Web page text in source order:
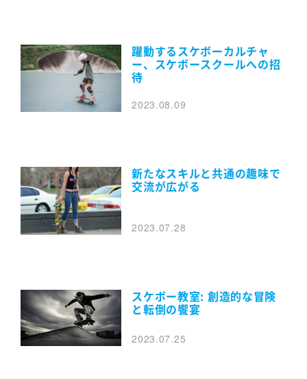
躍動するスケボーカルチャ
ー、スケボースクールへの招
待
2023.08.09
新たなスキルと共通の趣味で
交流が広がる
2023.07.28
スケボー教室: 創造的な冒険
と転倒の饗宴
2023.07.25